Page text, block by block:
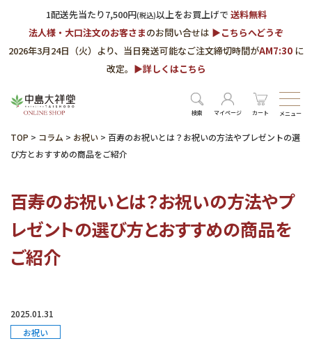
1配送先当たり7,500円(税込)以上をお買上げで 送料無料
法人様・大口注文のお客さまのお問い合せは ▶︎こちらへどうぞ
2026年3月24日（火）より、当日発送可能なご注文締切時間がAM7:30 に
改定。 ▶︎詳しくはこちら
検索 マイページ カート メニュー
TOP > コラム > お祝い > 百寿のお祝いとは？お祝いの方法やプレゼントの選
び方とおすすめの商品をご紹介
百寿のお祝いとは？お祝いの方法やプ
レゼントの選び方とおすすめの商品を
ご紹介
2025.01.31
お祝い